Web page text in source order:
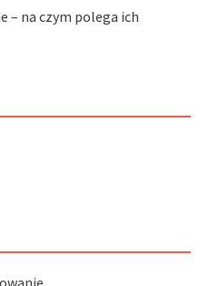
– na czym polega ich